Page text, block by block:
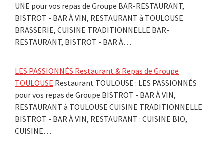
UNE pour vos repas de Groupe BAR-RESTAURANT,
BISTROT - BAR À VIN, RESTAURANT à TOULOUSE
BRASSERIE, CUISINE TRADITIONNELLE BAR-
RESTAURANT, BISTROT - BAR À…
LES PASSIONNÉS Restaurant & Repas de Groupe
TOULOUSE Restaurant TOULOUSE : LES PASSIONNÉS
pour vos repas de Groupe BISTROT - BAR À VIN,
RESTAURANT à TOULOUSE CUISINE TRADITIONNELLE
BISTROT - BAR À VIN, RESTAURANT : CUISINE BIO,
CUISINE…